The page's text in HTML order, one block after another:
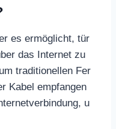
es ermöglicht, tür
das Internet zu
traditionellen Fer
Kabel empfangen
u